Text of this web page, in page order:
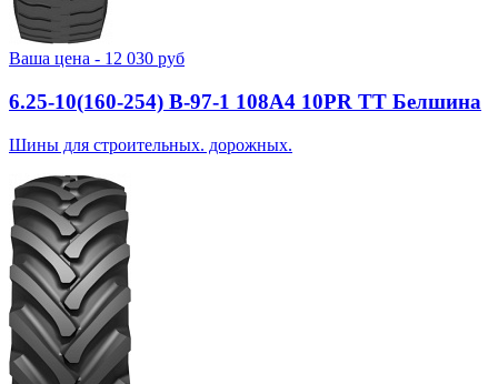
Ваша цена - 12 030 руб
6.25-10(160-254) В-97-1 108A4 10PR TT Белшина
Шины для строительных. дорожных.